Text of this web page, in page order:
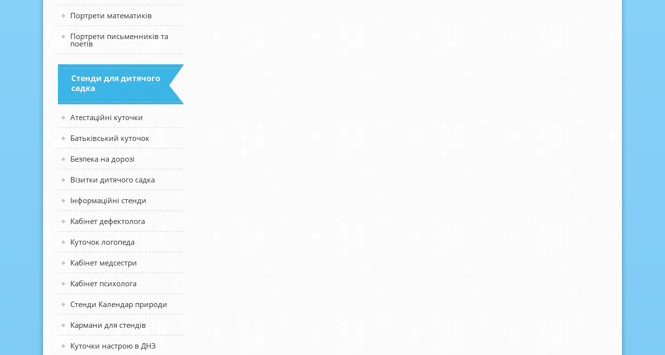
Портрети математиків
Портрети письменників та
поетів
Стенди для дитячого
садка
Атестаційні куточки
Батьківський куточок
Безпека на дорозі
Візитки дитячого садка
Інформаційні стенди
Кабінет дефектолога
Куточок логопеда
Кабінет медсестри
Кабінет психолога
Стенди Календар природи
Кармани для стендів
Куточки настрою в ДНЗ